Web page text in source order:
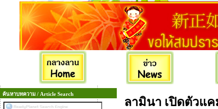
ค้นหาบทความ / Article Search
ลามินา เปิดตัวแ